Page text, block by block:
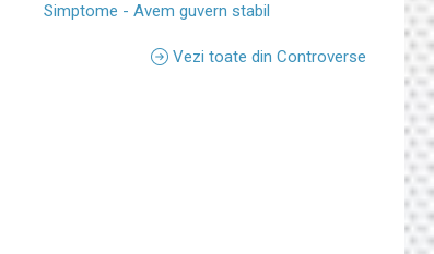
Simptome - Avem guvern stabil
Vezi toate din Controverse